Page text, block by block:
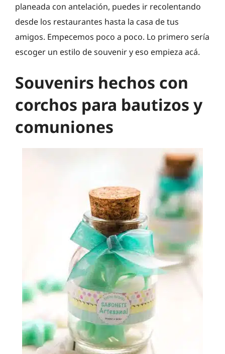
planeada con antelación, puedes ir recolentando
desde los restaurantes hasta la casa de tus
amigos. Empecemos poco a poco. Lo primero sería
escoger un estilo de souvenir y eso empieza acá.
Souvenirs hechos con
corchos para bautizos y
comuniones